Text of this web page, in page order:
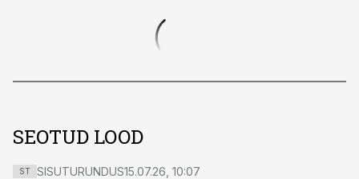
SEOTUD LOOD
ST SISUTURUNDUS15.07.26, 10:07